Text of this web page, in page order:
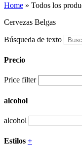
Home » Todos los
Cervezas Belgas
Búsqueda de texto
Precio
Price filter
alcohol
alcohol
Estilos +